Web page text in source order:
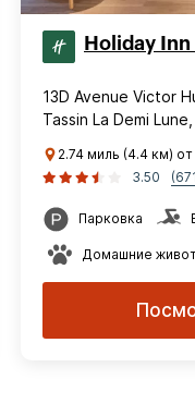
Holiday Inn
13D Avenue Victor
Tassin La Demi
2.74 миль (4.4 км)
3.50
Парковка
Домашние